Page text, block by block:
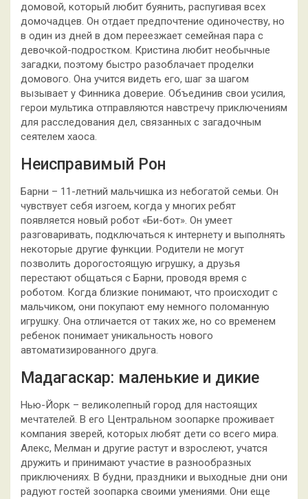
домовой, который любит буянить, распугивая всех
домочадцев. Он отдает предпочтение одиночеству, но
в один из дней в дом переезжает семейная пара с
девочкой-подростком. Кристина любит необычные
загадки, поэтому быстро разоблачает проделки
домового. Она учится видеть его, шаг за шагом
вызывает у Финника доверие. Объединив свои усилия,
герои мультика отправляются навстречу приключениям
для расследования дел, связанных с загадочным
сеятелем хаоса.
Неисправимый Рон
Барни – 11-летний мальчишка из небогатой семьи. Он
чувствует себя изгоем, когда у многих ребят
появляется новый робот «Би-бот». Он умеет
разговаривать, подключаться к интернету и выполнять
некоторые другие функции. Родители не могут
позволить дорогостоящую игрушку, а друзья
перестают общаться с Барни, проводя время с
роботом. Когда близкие понимают, что происходит с
мальчиком, они покупают ему немного поломанную
игрушку. Она отличается от таких же, но со временем
ребенок понимает уникальность нового
автоматизированного друга.
Мадагаскар: маленькие и дикие
Нью-Йорк – великолепный город для настоящих
мечтателей. В его Центральном зоопарке проживает
компания зверей, которых любят дети со всего мира.
Алекс, Мелман и другие растут и взрослеют, учатся
дружить и принимают участие в разнообразных
приключениях. В будни, праздники и выходные дни они
радуют гостей зоопарка своими умениями. Они еще